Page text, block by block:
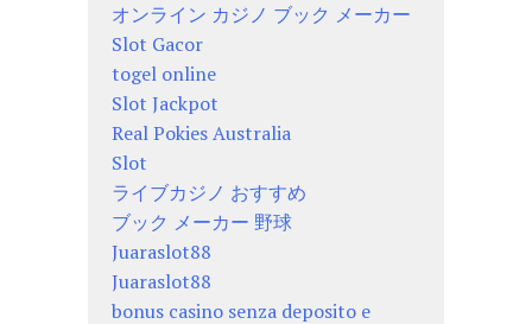
オンライン カジノ ブック メーカー
Slot Gacor
togel online
Slot Jackpot
Real Pokies Australia
Slot
ライブカジノ おすすめ
ブック メーカー 野球
Juaraslot88
Juaraslot88
bonus casino senza deposito e